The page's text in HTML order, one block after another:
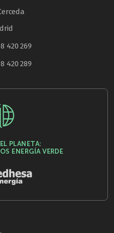
420 269
420 289
PLANETA:
ENERGÍA VERDE